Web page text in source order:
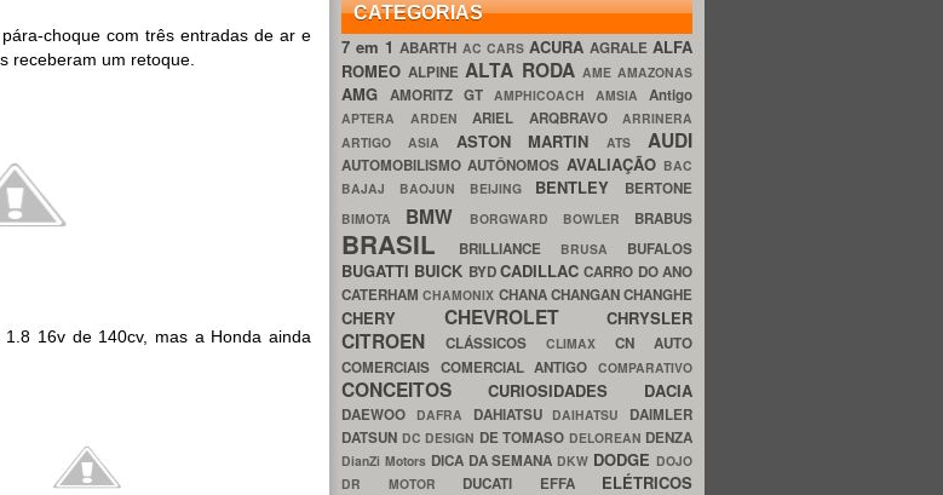
choque com três entradas de ar e
receberam um retoque.
16v de 140cv, mas a Honda ainda
CATEGORIAS
7 em 1ABARTH AC CARS ACURA AGRALE ALFA
ROMEOALPINEALTA RODA AME AMAZONAS
AMG AMORITZ GT AMPHICOACH AMSIA Antigo
APTERA ARDEN ARIEL ARQBRAVO ARRINERA
ARTIGO ASIA ASTON MARTINATS AUDI
AUTOMOBILISMOAUTÔNOMOS AVALIAÇÃO BAC
BAJAJ BAOJUN BEIJING BENTLEY BERTONE
BIMOTA BMW BORGWARD BOWLER BRABUS
BRASIL BRILLIANCE BRUSA BUFALOS
BUGATTI BUICK BYDCADILLACCARRO DO ANO
CATERHAMCHAMONIX CHANACHANGANCHANGHE
CHERY CHEVROLET CHRYSLER
CITROEN CLÁSSICOS CLIMAX CN AUTO
COMERCIAIS COMERCIAL ANTIGOCOMPARATIVO
CONCEITOS CURIOSIDADES DACIA
DAEWOO DAFRA DAHIATSU DAIHATSU DAIMLER
DATSUN DC DESIGN DE TOMASO DELOREAN DENZA
DianZi Motors DICA DA SEMANA DKW DODGE DOJO
DR MOTOR DUCATI EFFA ELÉTRICOS